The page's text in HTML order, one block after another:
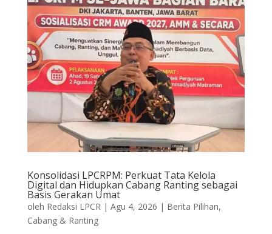
Konsolidasi LPCRPM: Perkuat Tata Kelola
Digital dan Hidupkan Cabang Ranting sebagai
Basis Gerakan Umat
oleh Redaksi LPCR| Agu 4, 2026 | Berita Pilihan,
Cabang & Ranting